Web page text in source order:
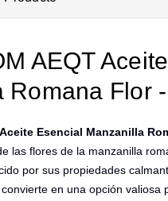
AEQT
Romana Flor
Aceite Esencial Manzanilla
las flores de la manzanilla
por sus propiedades
en una opción valiosa